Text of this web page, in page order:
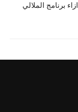
برنامج الملالي